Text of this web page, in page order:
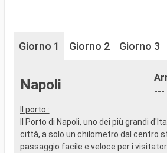
- Strutture sportive all'aperto
- Attività di intrattenimento per
bambini
SERVIZI
- Personale qualificato e multilingua
ALTRI PRIVILEGI
- Punti MSC Voyagers Club
Giorno 1 Giorno 2 Giorno 3
Napoli
---
Il porto :
Il Porto di Napoli, uno dei più grandi
città, a solo un chilometro dal centro
passaggio facile e veloce per i